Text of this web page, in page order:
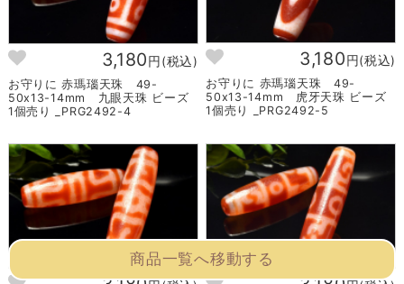
商品一覧へ移動する
3,180円(税込)
お守りに 赤瑪瑙天珠 49-
50x13-14mm 九眼天珠 ビーズ
1個売り _PRG2492-4
3,180円(税込)
お守りに 赤瑪瑙天珠 49-
50x13-14mm 虎牙天珠 ビーズ
1個売り _PRG2492-5